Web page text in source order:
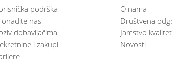
podrška
nas
dobavljačima
i zakupi
O nama
Društvena
Jamstvo
Novosti